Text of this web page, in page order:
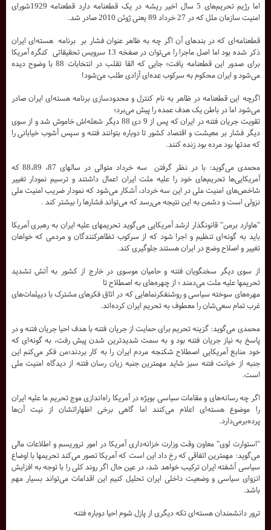
اما رژیم‌ تحریم‌های 5 سال اخیر ریشه در یک قطعنامه دارد قطعنامه 1929شورای
امنیت سازمان ملل که در 27 خرداد 89 یعنی ژوئن 2010 صادر شد.
قطعنامه‌ای که در بندهای آن اگر چه به ظاهر عنوان فشار بر برنامه هسته‌ای ایران
ذکر شده بود اما اصل ماجرا را می‌توان در صفخه 13 سرویس تحقیقاتی کنگره آمریکا
برای صدور این قطعنامه یافت؛ جایی که القا تقلب در انتخابات 88 با وضوح دیده
می‌شود و ایران محکوم به سرکوب عده‌ای آزادی طلب می‌َشود!
اگرچه این قطعنامه در ظاهر به نام کنترل و محدودسازی برنامه‌ هسته‌ای ایران صادر
می‌شود اما در باطن یک هدف عمده را پیش می‌برد؛
تقویت جریان فتنه در ایران که پس از 9 دی 88 دیگر شعله‌اش خاموش شد و از سوی
دیگر فشار بر معیشت و اقتصاد کشور تا دوباره بتوانند فتنه و سپس آشوب خیابانی را
که مدتها بود مرده بود زنده کنند.
محمدی می‌گوید: با در نظر گرفتن سه خرداد متوالی در سالهای 87، 88،89 که
آمریکایی‌ها تحریم‌های خود را علیه ملت ایران اعمال داشتند و ترسیم نمودار تغییر
شاخص‌های امنیت ملی در این سه خرداد، آشکار می‌شود که نمودار ضریب امنیت ملی
نزولی است و دشمن به این نتیجه می‌رسد که می‌تواند فشارها را بیشتر کند .
"هاوارد برمن" قانونگذار ارشد آمریکایی می‌گوید تحریمهای علیه ایران به رهبری آمریکا
باید به گونه‌ای تنظیم و اجرا شود که از سرکوب تظاهر‌کنندگان و مردمی که خواهان
تغییر و اصلاح وضع در ایران هستند جلوگیری کند.
از سوی دیگر سخنگویان فتنه و حامیان موسوی در خارج از کشور به آتش تشدید
تحریمها علیه ملت می‌دمند ؛ از چهره‌های ‌به اصطلاح‌ تا
مهره‌های سوخته‌ سیاسی و روشنفکرنماهایی که در اتاق فکرهای مشترک با دیپلمات‌های
غرب تمام سعی‌شان را معطوف به تحریم ایران کرده‌اند.
محمدی می‌گوید: گزینه تحریم برای حمایت از جریان فتنه با هدف احیا جریان فتنه و در
پاسخ به نیاز جریان فتنه بود و به سمت شدیدترین شدن پیش رفت، به گونه‌ای که
خود منابع آمریکایی اصطلاح شکنجه‌ مردم ایران را به کار بردند؛من فکر می‌کنم این
جنبه از خیانت فتنه سبز شاید مهمترین جنبه زیان رسان فتنه از دیدگاه امنیت ملی
است.
اگر چه رسانه‌های و مقامات سیاسی بویژه در آمریکا راه‌اندازی موج تحریم ما علیه ایران
را موضوع هسته‌ای اعلام می‌کنند اما گاهی برخی اظهاراتشان از نیت آن‌ها
پرده‌برمی‌دارد.
"استوارت لوی" معاون وقت وزارت خزانه‌داری آمریکا در امور تروریسم و اطلاعات مالی
می‌گوید: مهمترین اتفاقی که رخ داد این است که آمریکا تصور می‌کند تحریمها با اوضاع
سیاسی آشفته ایران ترکیب خواهد شد، در عین حال اگر روند کلی را با توجه به افزایش
انزوای سیاسی و وضعیت داخلی ایران تحلیل کنیم این اقدامات می‌تواند بسیار مهم
باشد.
ترور دانشمندان هسته‌ای تکه دیگری از پازل شوم احیا دوباره فتنه